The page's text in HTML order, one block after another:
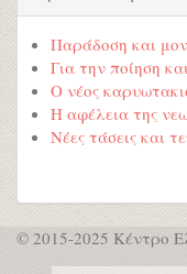
Παράδοση και
Για την ποίηση
Ο νέος
Η αφέλεια της
Νέες τάσεις και
© 2015-2025 Κέντρο